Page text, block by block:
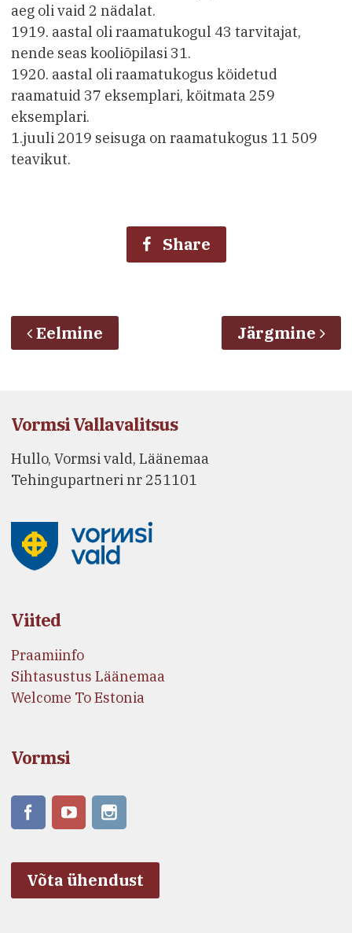
aeg oli vaid 2 nädalat.
1919. aastal oli raamatukogul 43 tarvitajat,
nende seas kooliõpilasi 31.
1920. aastal oli raamatukogus köidetud
raamatuid 37 eksemplari, köitmata 259
eksemplari.
1.juuli 2019 seisuga on raamatukogus 11 509
teavikut.
Share
Eelmine Järgmine
Vormsi Vallavalitsus
Hullo, Vormsi vald, Läänemaa
Tehingupartneri nr 251101
Viited
Praamiinfo
Sihtasustus Läänemaa
Welcome To Estonia
Vormsi
Võta ühendust